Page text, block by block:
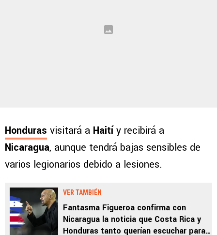
Honduras visitará a Haitíy recibirá a
Nicaragua, aunque tendrá bajas sensibles de
varios legionarios debido a lesiones.
VER TAMBIÉN
Fantasma Figueroa confirma con
Nicaragua la noticia que Costa Rica y
Honduras tanto querían escuchar para